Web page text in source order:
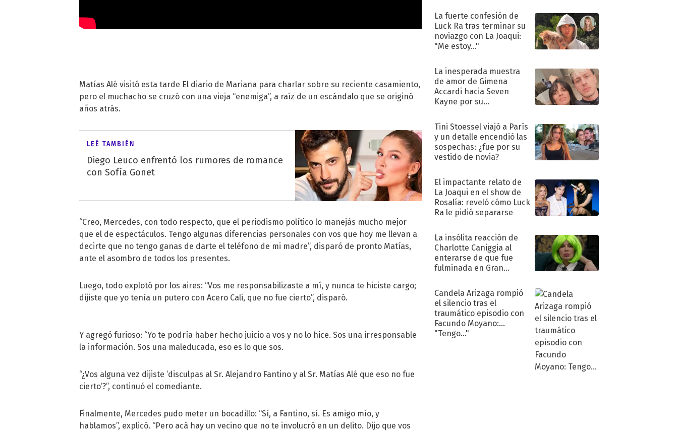
Matías Alé visitó esta tarde El diario de Mariana para charlar sobre su reciente casamiento,
pero el muchacho se cruzó con una vieja “enemiga”, a raíz de un escándalo que se originó
años atrás.
LEÉ TAMBIÉN
Diego Leuco enfrentó los rumores de romance
con Sofía Gonet
“Creo, Mercedes, con todo respecto, que el periodismo político lo manejás mucho mejor
que el de espectáculos. Tengo algunas diferencias personales con vos que hoy me llevan a
decirte que no tengo ganas de darte el teléfono de mi madre”, disparó de pronto Matías,
ante el asombro de todos los presentes.
Luego, todo explotó por los aires: “Vos me responsabilizaste a mí, y nunca te hiciste cargo;
dijiste que yo tenía un putero con Acero Cali, que no fue cierto”, disparó.
Y agregó furioso: “Yo te podría haber hecho juicio a vos y no lo hice. Sos una irresponsable
la información. Sos una maleducada, eso es lo que sos.
“¿Vos alguna vez dijiste ‘disculpas al Sr. Alejandro Fantino y al Sr. Matías Alé que eso no fue
cierto’?”, continuó el comediante.
Finalmente, Mercedes pudo meter un bocadillo: “Sí, a Fantino, sí. Es amigo mío, y
hablamos”, explicó. “Pero acá hay un vecino que no te involucró en un delito. Dijo que vos
La fuerte confesión de
Luck Ra tras terminar su
noviazgo con La Joaqui:
"Me estoy..."
La inesperada muestra
de amor de Gimena
Accardi hacia Seven
Kayne por su
Tini Stoessel viajó a París
y un detalle encendió las
sospechas: ¿fue por su
vestido de novia?
El impactante relato de
La Joaqui en el show de
Rosalía: reveló cómo Luck
Ra le pidió separarse
La insólita reacción de
Charlotte Caniggia al
enterarse de que fue
fulminada en Gran
Candela Arizaga rompió
el silencio tras el
traumático episodio con
Facundo Moyano:
"Tengo..."